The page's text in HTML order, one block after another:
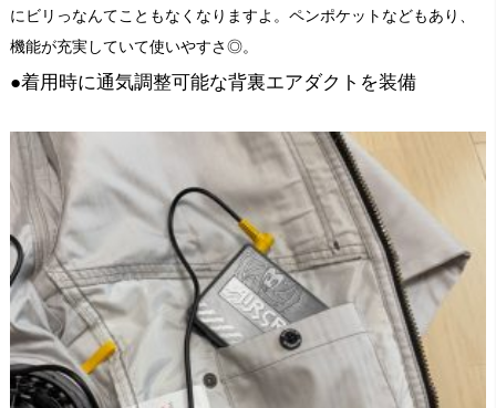
にビリっなんてこともなくなりますよ。ペンポケットなどもあり、
機能が充実していて使いやすさ◎。
●着用時に通気調整可能な背裏エアダクトを装備